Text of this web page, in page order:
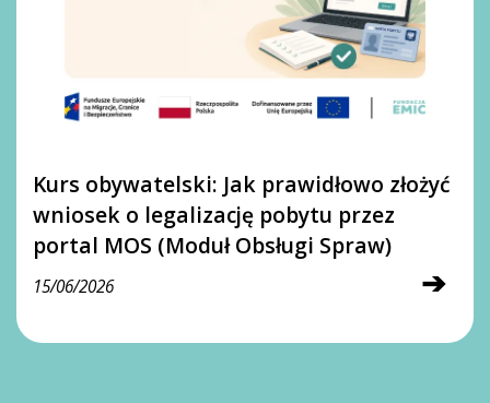
Kurs obywatelski: Jak prawidłowo złożyć
wniosek o legalizację pobytu przez
portal MOS (Moduł Obsługi Spraw)
➔
15/06/2026